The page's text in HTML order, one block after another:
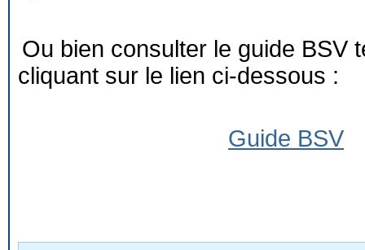
Ou bien consulter le guide BSV
cliquant sur le lien ci-dessous :
Guide BSV